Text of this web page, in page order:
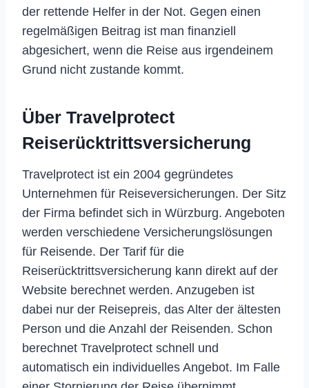
der rettende Helfer in der Not. Gegen einen
regelmäßigen Beitrag ist man finanziell
abgesichert, wenn die Reise aus irgendeinem
Grund nicht zustande kommt.
Über Travelprotect
Reiserücktrittsversicherung
Travelprotect ist ein 2004 gegründetes
Unternehmen für Reiseversicherungen. Der Sitz
der Firma befindet sich in Würzburg. Angeboten
werden verschiedene Versicherungslösungen
für Reisende. Der Tarif für die
Reiserücktrittsversicherung kann direkt auf der
Website berechnet werden. Anzugeben ist
dabei nur der Reisepreis, das Alter der ältesten
Person und die Anzahl der Reisenden. Schon
berechnet Travelprotect schnell und
automatisch ein individuelles Angebot. Im Falle